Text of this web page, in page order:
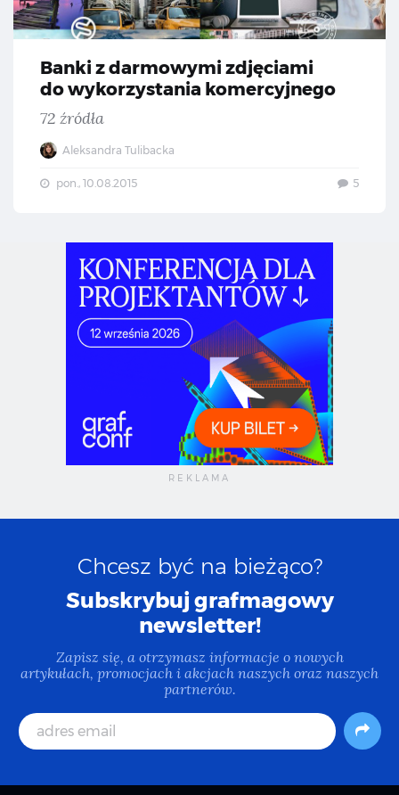
Banki z darmowymi zdjęciami
do wykorzystania komercyjnego
72 źródła
Aleksandra Tulibacka
pon., 10.08.2015 5
Chcesz być na bieżąco?
Subskrybuj grafmagowy
newsletter!
Zapisz się, a otrzymasz informacje o nowych
artykułach, promocjach i akcjach naszych oraz naszych
partnerów.